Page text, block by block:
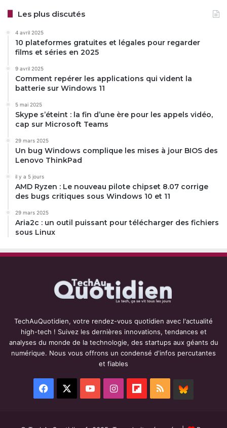
Les plus discutés
4 avril 2025
10 plateformes gratuites et légales pour regarder
films et séries en 2025
9 avril 2025
Comment repérer les applications qui vident la
batterie sur Windows 11
5 mai 2025
Skype s’éteint : la fin d’une ère pour les appels vidéo,
cap sur Microsoft Teams
29 mars 2025
Un bug Windows complique les mises à jour BIOS des
Lenovo ThinkPad
il y a 5 jours
AMD Ryzen : Le nouveau pilote chipset 8.07 corrige
des bugs critiques sous Windows 10 et 11
29 mars 2025
Aria2c : un outil puissant pour télécharger des fichiers
sous Linux
TechAuQuotidien, votre rendez-vous quotidien avec l'actualité
high-tech ! Suivez les dernières innovations, tendances et
analyses du monde de la technologie, des startups aux géants du
numérique. Nous vous offrons un condensé d'infos percutantes
et fiables
Facebook YouTubeInstagramFlipboard
RSS